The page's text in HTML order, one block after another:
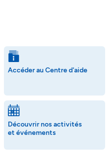
Accéder au Centre d'aide
Découvrir nos activités
et événements